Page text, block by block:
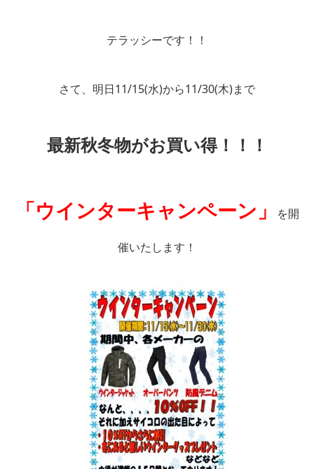
テラッシーです！！
さて、明日11/15(水)から11/30(木)まで
最新秋冬物がお買い得！！！
「ウインターキャンペーン」 を開
催いたします！